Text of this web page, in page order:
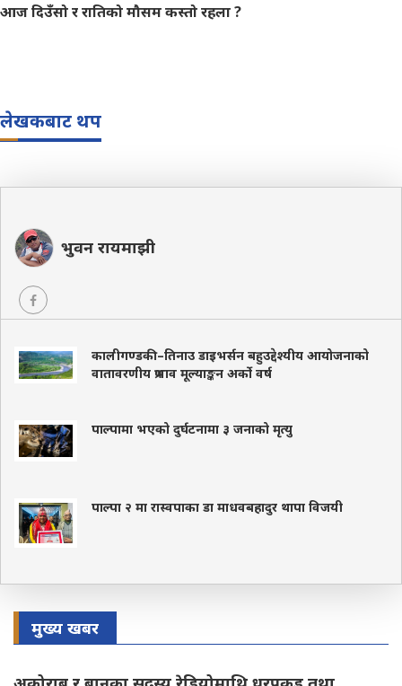
आज दिउँसो र रातिको मौसम कस्तो रहला ?
लेखकबाट थप
भुवन रायमाझी
कालीगण्डकी–तिनाउ डाइभर्सन बहुउद्देश्यीय आयोजनाको
वातावरणीय प्रभाव मूल्याङ्कन अर्को वर्ष
पाल्पामा भएको दुर्घटनामा ३ जनाको मृत्यु
पाल्पा २ मा रास्वपाका डा माधवबहादुर थापा विजयी
मुख्य खबर